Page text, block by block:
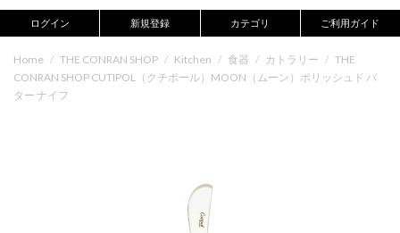
ログイン 新規登録 カテゴリ ご利用ガイド
Home / THE CONRAN SHOP / Kitchen / 食器 / カトラリー / THE
CONRAN SHOP CUTIPOL（クチポール）MOON（ムーン）ポリッシュド バ
ター ナイフ